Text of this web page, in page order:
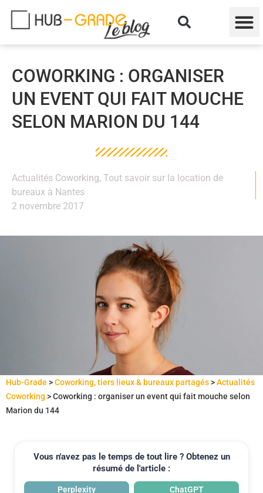
COWORKING : ORGANISER
UN EVENT QUI FAIT MOUCHE
SELON MARION DU 144
Actualités Coworking, Tout savoir sur la location de
bureaux à Nantes
2 novembre 2017
Hub-Grade >Coworking, tiers lieux & bureaux partagés>Actualités
Coworking >Coworking : organiser un event qui fait mouche selon
Marion du 144
Vous n'avez pas le temps de tout lire ? Obtenez un
résumé de l'article :
Perplexity ChatGPT